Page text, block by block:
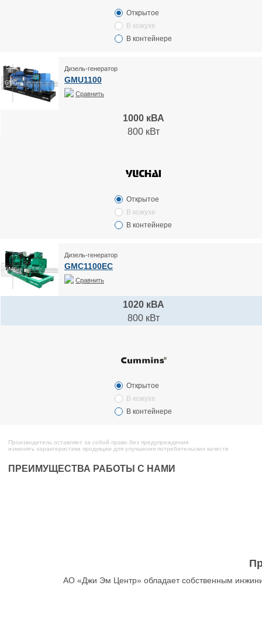
Открытое
В кожухе
В контейнере
Дизель-генератор
GMU1100
Сравнить
1000 кВА
800 кВт
Открытое
В кожухе
В контейнере
Дизель-генератор
GMC1100EC
Сравнить
1020 кВА
800 кВт
Открытое
В кожухе
В контейнере
Производитель оставляет за собой право без предупреждения
изменять характеристики продукции для улучшения потребительских качеств
ПРЕИМУЩЕСТВА РАБОТЫ С НАМИ
АО «Джи Эм Центр» обладает собственным